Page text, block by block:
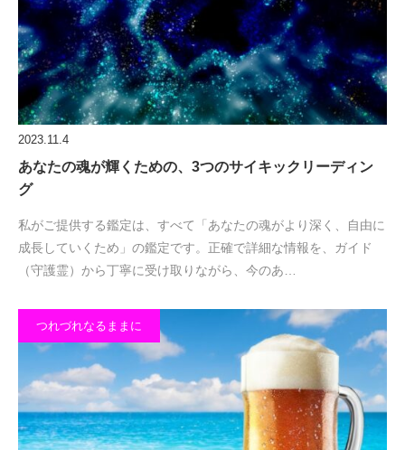
2023.11.4
あなたの魂が輝くための、3つのサイキックリーディン
グ
私がご提供する鑑定は、すべて「あなたの魂がより深く、自由に
成長していくため」の鑑定です。正確で詳細な情報を、ガイド
（守護霊）から丁寧に受け取りながら、今のあ…
つれづれなるままに